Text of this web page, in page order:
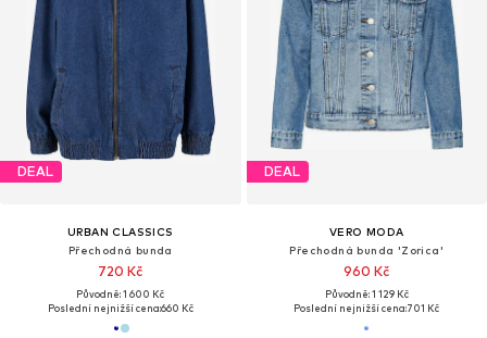
DEAL
URBAN CLASSICS
Přechodná bunda
720 Kč
Původně: 1 600 Kč
Poslední nejnižší cena:660 Kč
DEAL
VERO MODA
Přechodná bunda 'Zorica'
960 Kč
Původně: 1 129 Kč
Poslední nejnižší cena:701 Kč